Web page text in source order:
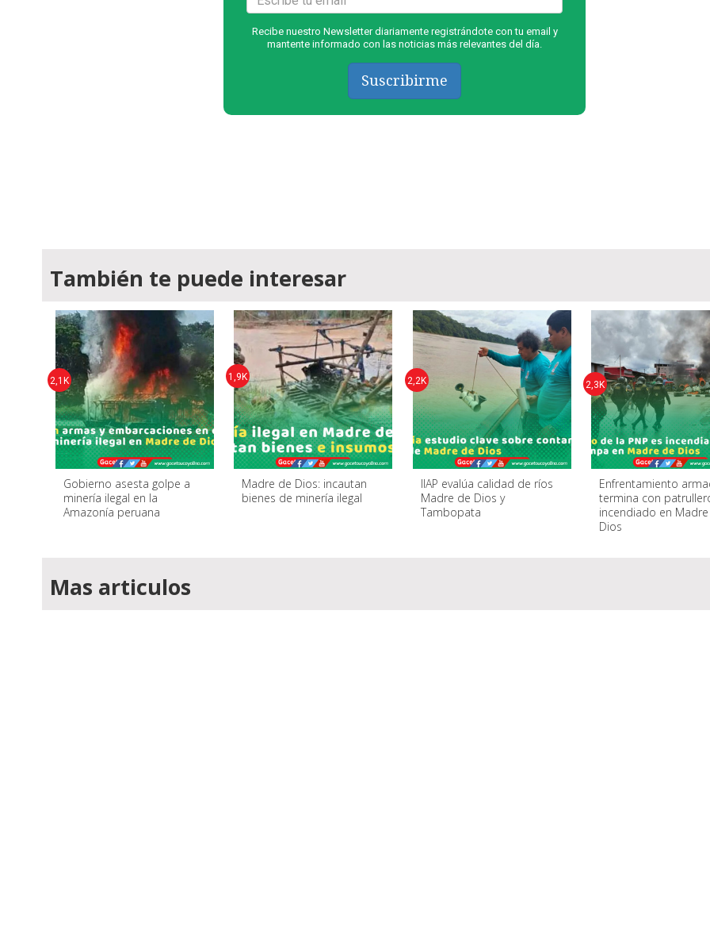
Recibe nuestro Newsletter diariamente registrándote con tu email y
mantente informado con las noticias más relevantes del día.
Suscribirme
También te puede interesar
Gobierno asesta golpe a
minería ilegal en la
Amazonía peruana
2,1K
Madre de Dios: incautan
bienes de minería ilegal
1,9K
IIAP evalúa calidad de ríos
Madre de Dios y
Tambopata
2,2K
Enfrentamiento
termina con
incendiado en
Dios
2,3K
Mas articulos